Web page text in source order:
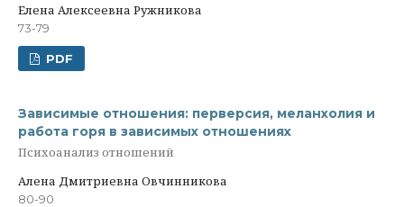
Елена Алексеевна Ружникова
73-79
PDF
Зависимые отношения: перверсия, меланхолия и
работа горя в зависимых отношениях
Психоанализ отношений
Алена Дмитриевна Овчинникова
80-90